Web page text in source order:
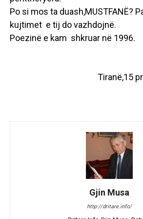
Po si mos ta duash,MUSTFANË?
kujtimet e tij do vazhdojnë.
Poezinë e kam shkruar në 1996.
Tiranë,15 prill
Gjin Musa
http://dritare.info/